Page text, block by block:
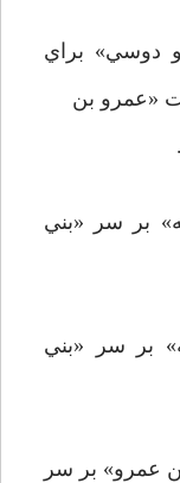
براي
«عمرو بن
بر سر «بني
بر سر «بني
عمرو» بر سر